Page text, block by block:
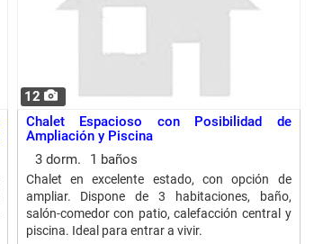
12
Chalet Espacioso con Posibilidad de
Ampliación y Piscina
3 dorm.
1 baños
Chalet en excelente estado, con opción de
ampliar. Dispone de 3 habitaciones, baño,
salón-comedor con patio, calefacción central y
piscina. Ideal para entrar a vivir.